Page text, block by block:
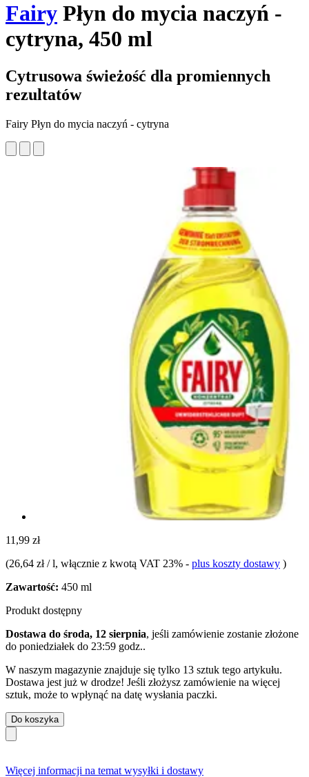
Fairy Płyn do mycia naczyń -
cytryna, 450 ml
Cytrusowa świeżość dla promiennych
rezultatów
Fairy Płyn do mycia naczyń - cytryna
11,99 zł
(26,64 zł / l, włącznie z kwotą VAT 23% - plus koszty dostawy )
Zawartość: 450 ml
Produkt dostępny
Dostawa do środa, 12 sierpnia, jeśli zamówienie zostanie złożone
do poniedziałek do 23:59 godz..
W naszym magazynie znajduje się tylko 13 sztuk tego artykułu.
Dostawa jest już w drodze! Jeśli złożysz zamówienie na więcej
sztuk, może to wpłynąć na datę wysłania paczki.
Do koszyka
Więcej informacji na temat wysyłki i dostawy